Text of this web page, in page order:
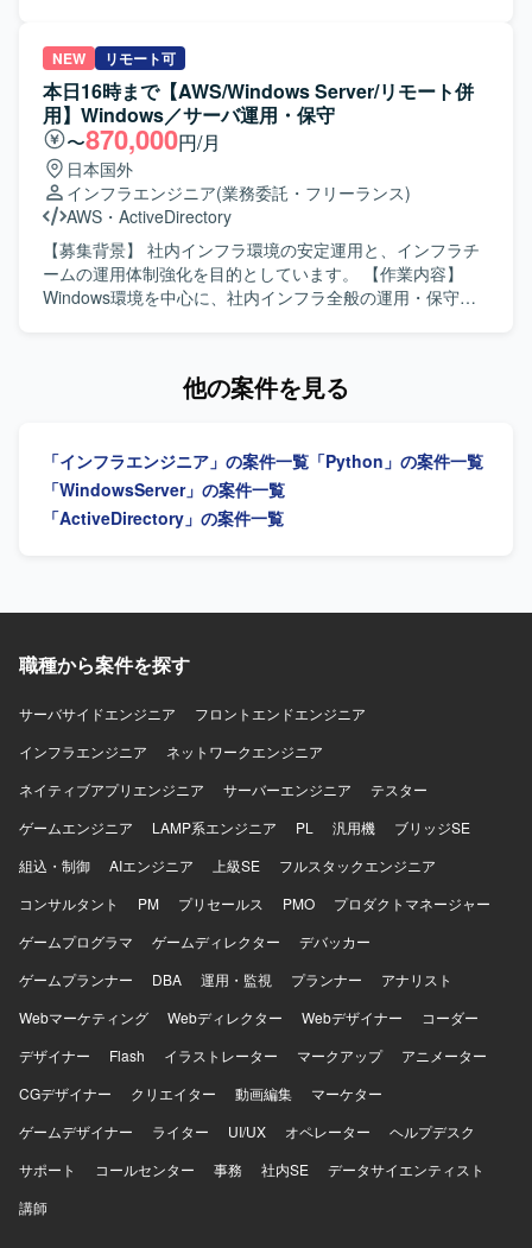
サーバなどが導入されています。Linux（Redhat、
Ubuntu）やSKYSEA Client、Cybereason（EDR）、
Zabbix、Patch Manager、Symantec Endpoint
Protection（SEP）などの各種ソフトウェア・ツールも利用
されています。
深く習得できる環境です。 Omnissa HorizonやSKYSEAなど
の製品を組み合わせた構成に関わることで、実務を通じて
新しい技術要素を習得していただけます。 【開発環境】
VMware ESXi（vSAN構成）、VMware vCenter Server、
Omnissa Horizon（ConnectionServer）、Instant Clone、
Windows 11、Windows Server 2016〜2022、SKYSEA
Client View、Dell PowerEdge R660、Dell PowerSwitch
S4348T、Cisco Catalyst（L2/L3）を利用しています。
の更改業務をご担当いただきます。現行システム環境を踏
まえたサーバの設計・構築や、更改に伴う各種設定変更、
動作検証や試験実施などを行っていただきます。 【求める
人物像】 サーバ更改プロジェクトにおいて主体的に業務を
進めていただける方を求めております。関係者と連携しな
がら課題整理や調整を行い、安定したシステム稼働に向け
て責任感を持って取り組んでいただける方が望ましいで
す。 【ポジションの魅力】 Windows Serverを中心とした
インフラ構築から試験までの工程を一貫してご担当いただ
けますので、更改案件における実務経験を幅広く積むこと
ができます。現行システム環境に関する各種プロダクトに
セキュリティ：ESET DB：SQL Server ファイル転送：
NEW リモート可
本日16時まで【AWS/Windows Server/リモート併
用】Windows／サーバ運用・保守
〜870,000円/月
日本国外
インフラエンジニア(業務委託・フリーランス)
AWS ・ ActiveDirectory
【募集背景】 社内インフラ環境の安定運用と、インフラチ
ームの運用体制強化を目的としています。 【作業内容】
Windows環境を中心に、社内インフラ全般の運用・保守を
プレミスサーバの運用・監視・障害対応を行います。AWS
システムのアップデート・障害対応も担当します。あわせ
て、ログや監視情報を活用したトラブルシューティング、
恒久対応・改善策の検討、手順書・構成情報・対応履歴な
どのドキュメント整備を行います。 【求める人物像】 対応
保守に携われます。 【開発環境】 OSはWindows Server、
Linuxです。仮想基盤はHyper-Vを使用します。ゼロトラス
ディレクトリはActive Directory、GPOを使用します。スク
リプトはPowerShell、シェルスクリプトを使用します。
ナップショット、セキュリティグループを使用します。
他の案件を見る
「インフラエンジニア」の案件一覧 「Python」の案件一覧
「WindowsServer」の案件一覧
「ActiveDirectory」の案件一覧
職種から案件を探す
サーバサイドエンジニア
フロントエンドエンジニア
インフラエンジニア
ネットワークエンジニア
ネイティブアプリエンジニア
サーバーエンジニア
テスター
ゲームエンジニア
LAMP系エンジニア PL 汎用機
ブリッジSE
組込・制御
AIエンジニア 上級SE
フルスタックエンジニア
コンサルタント
PM プリセールス PMO
プロダクトマネージャー
ゲームプログラマ
ゲームディレクター
デバッカー
ゲームプランナー
DBA 運用・監視 プランナー
アナリスト
Webマーケティング
Webディレクター Webデザイナー
コーダー
デザイナー
Flash イラストレーター マークアップ
アニメーター
CGデザイナー
クリエイター 動画編集
マーケター
ゲームデザイナー
ライター UI/UX オペレーター
ヘルプデスク
サポート
コールセンター 事務 社内SE
データサイエンティスト
講師